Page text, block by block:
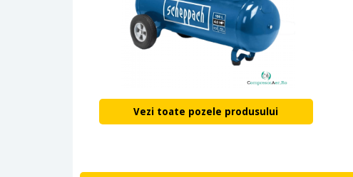
Vezi toate pozele produsului